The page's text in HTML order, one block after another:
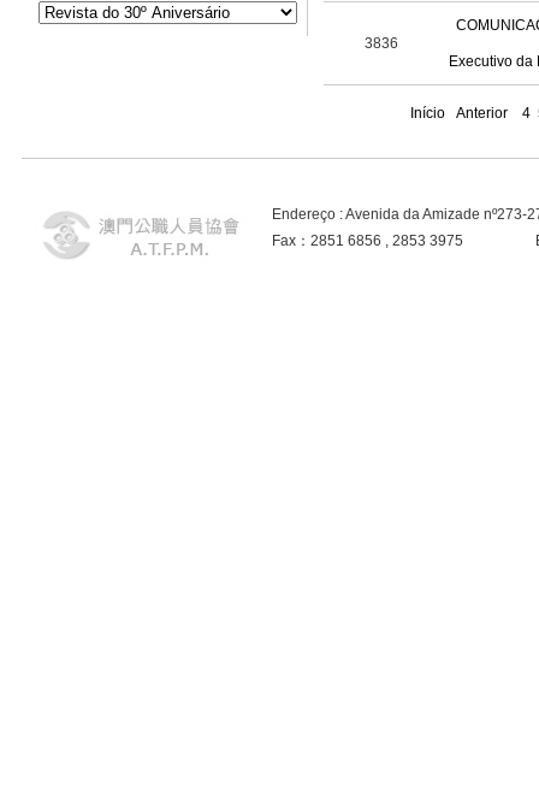
3836
Executivo da
Início Anterior 4
Endereço : Avenida da Amizade
Fax：2851 6856 , 2853 3975